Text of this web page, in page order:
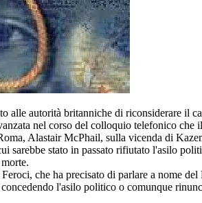
alle autorità britanniche di riconsiderare il
nel corso del colloquio telefonico
Alastair McPhail, sulla vicenda di
sarebbe stato in passato rifiutato l'asilo
che ha precisato di parlare a nome
l'asilo politico o comunque